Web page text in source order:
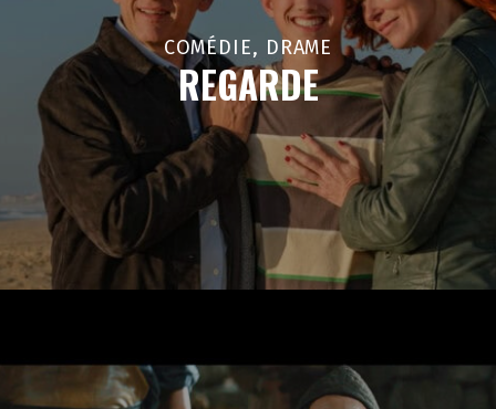
COMÉDIE, DRAME
REGARDE